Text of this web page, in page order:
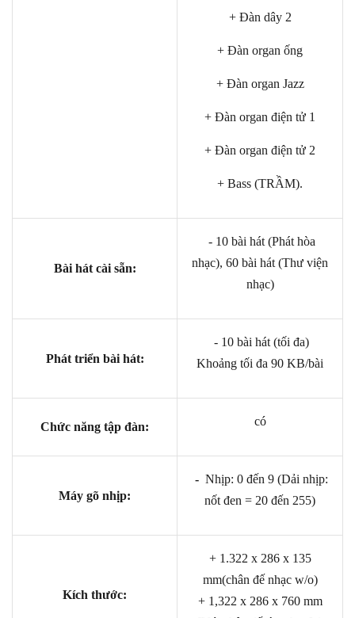
+ Đàn dây 2
+ Đàn organ ống
+ Đàn organ Jazz
+ Đàn organ điện tử 1
+ Đàn organ điện tử 2
+ Bass (TRẦM).
Bài hát cài sẵn:
- 10 bài hát (Phát hòa
nhạc), 60 bài hát (Thư viện
nhạc)
Phát triển bài hát:
- 10 bài hát (tối đa)
Khoảng tối đa 90 KB/bài
Chức năng tập đàn: có
Máy gõ nhịp:
- Nhịp: 0 đến 9 (Dải nhịp:
nốt đen = 20 đến 255)
Kích thước:
+ 1.322 x 286 x 135
mm(chân đế nhạc w/o)
+ 1,322 x 286 x 760 mm